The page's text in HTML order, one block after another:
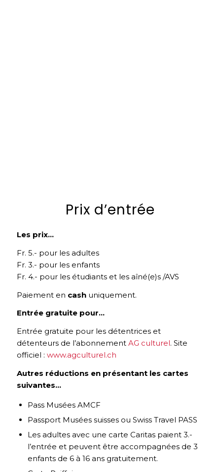
Prix d’entrée
Les prix…
Fr. 5.- pour les adultes
Fr. 3.- pour les enfants
Fr. 4.- pour les étudiants et les aîné(e)s /AVS
Paiement en cashuniquement.
Entrée gratuite pour…
Entrée gratuite pour les détentrices et
détenteurs de l’abonnement AG culturel. Site
officiel : www.agculturel.ch
Autres réductions en présentant les cartes
suivantes…
Pass Musées AMCF
Passport Musées suisses ou Swiss Travel PASS
Les adultes avec une carte Caritas paient 3.-
l’entrée et peuvent être accompagnées de 3
enfants de 6 à 16 ans gratuitement.